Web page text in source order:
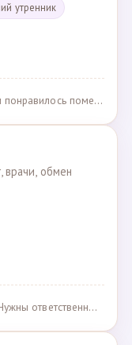
утренник
для проведения … · 07.05.2025
врачи, обмен
и любящие детей сотрудники … · 22.07.2024